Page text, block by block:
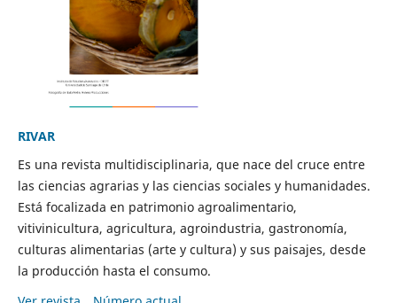
RIVAR
Es una revista multidisciplinaria, que nace del cruce entre
las ciencias agrarias y las ciencias sociales y humanidades.
Está focalizada en patrimonio agroalimentario,
vitivinicultura, agricultura, agroindustria, gastronomía,
culturas alimentarias (arte y cultura) y sus paisajes, desde
la producción hasta el consumo.